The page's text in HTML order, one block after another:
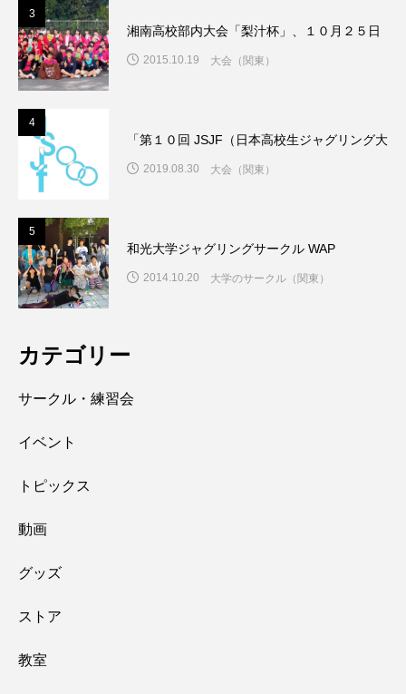
3
湘南高校部内大会「梨汁杯」、１０月２５日（
2015.10.19 大会（関東）
4
「第１０回 JSJF（日本高校生ジャグリング大
2019.08.30 大会（関東）
5
和光大学ジャグリングサークル WAP
2014.10.20 大学のサークル（関東）
カテゴリー
サークル・練習会
イベント
トピックス
動画
グッズ
ストア
教室